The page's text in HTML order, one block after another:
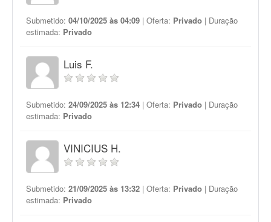
Submetido: 04/10/2025 às 04:09 | Oferta: Privado | Duração
estimada: Privado
Luis F.
Submetido: 24/09/2025 às 12:34 | Oferta: Privado | Duração
estimada: Privado
VINICIUS H.
Submetido: 21/09/2025 às 13:32 | Oferta: Privado | Duração
estimada: Privado